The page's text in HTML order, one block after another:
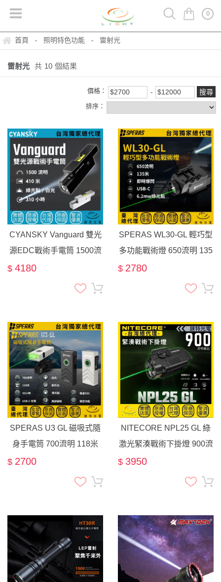
0
首頁 - 照明特色功能 - 雷射光
雷射光 共 10 個結果
價格：
排序：
CYANSKY Vanguard 雙光
源EDC戰術手電筒 1500流
明 410米 白光 綠光點 爆閃
$ 4180
SPERAS WL30-GL 輕巧型
多功能戰術燈 650流明 135
米 生存遊戲 戶外探索 綠光
$ 2780
SPERAS U3 GL 磁吸式隨
身手電筒 700流明 118米
EDC 腳踏車燈 工作燈 UV
$ 2700
NITECORE NPL25 GL 綠
激光緊湊戰術下掛燈 900流
明 216米 快拆電池 520nm
GL 皮卡汀尼 槍燈
$ 3950